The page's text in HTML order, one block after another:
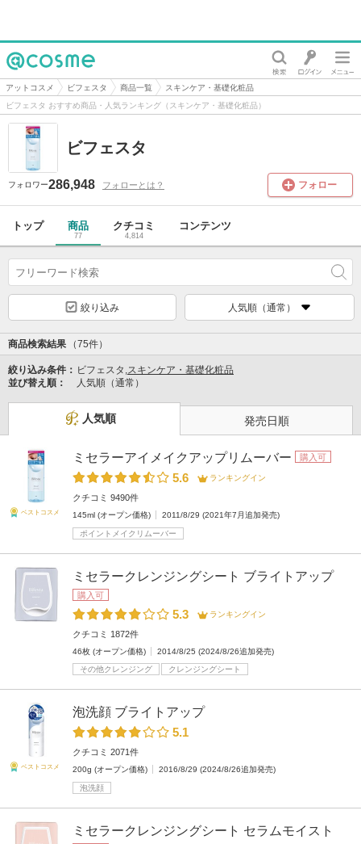
@cosme
アットコスメ ビフェスタ 商品一覧
スキンケア・基礎化粧品
ビフェスタ おすすめ商品・人気ランキング（スキンケア・基礎化粧品）
ビフェスタ
フォロワー286,948 フォローとは？ フォロー
トップ 商品
77
クチコミ
4,814
コンテンツ
絞り込み 人気順（通常）
商品検索結果 （75件）
絞り込み条件： ビフェスタ,スキンケア・基礎化粧品
並び替え順：
人気順（通常）
人気順 発売日順
ベストコスメ
ミセラーアイメイクアップリムーバー 購入可
5.6 ランキングイン
クチコミ 9490件
145ml (オープン価格) 2011/8/29 (2021年7月追加発売)
ポイントメイクリムーバー
ミセラークレンジングシート ブライトアップ
購入可
5.3 ランキングイン
クチコミ 1872件
46枚 (オープン価格)
2014/8/25 (2024/8/26追加発売)
その他クレンジング
クレンジングシート
ベストコスメ
泡洗顔 ブライトアップ
5.1
クチコミ 2071件
200g (オープン価格) 2016/8/29 (2024/8/26追加発売)
泡洗顔
ミセラークレンジングシート セラムモイスト